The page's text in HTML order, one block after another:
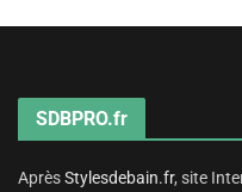
SDBPRO.fr
AprèsStylesdebain.fr, site